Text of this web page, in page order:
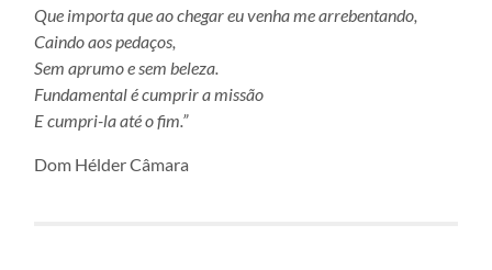
Que importa que ao chegar eu venha me arrebentando,
Caindo aos pedaços,
Sem aprumo e sem beleza.
Fundamental é cumprir a missão
E cumpri-la até o fim.”
Dom Hélder Câmara